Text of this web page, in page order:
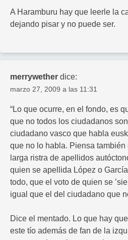
A Haramburu hay que leerle la
dejando pisar y no puede ser.
merrywether dice:
marzo 27, 2009 a las 11:31
“Lo que ocurre, en el fondo, es
que no todos los ciudadanos
ciudadano vasco que habla
que no lo habla. Piensa
larga ristra de apellidos
quien se apellida López o
todo, que el voto de quien se
igual que el del ciudadano que
Dice el mentado. Lo que hay
este tío además de fan de la